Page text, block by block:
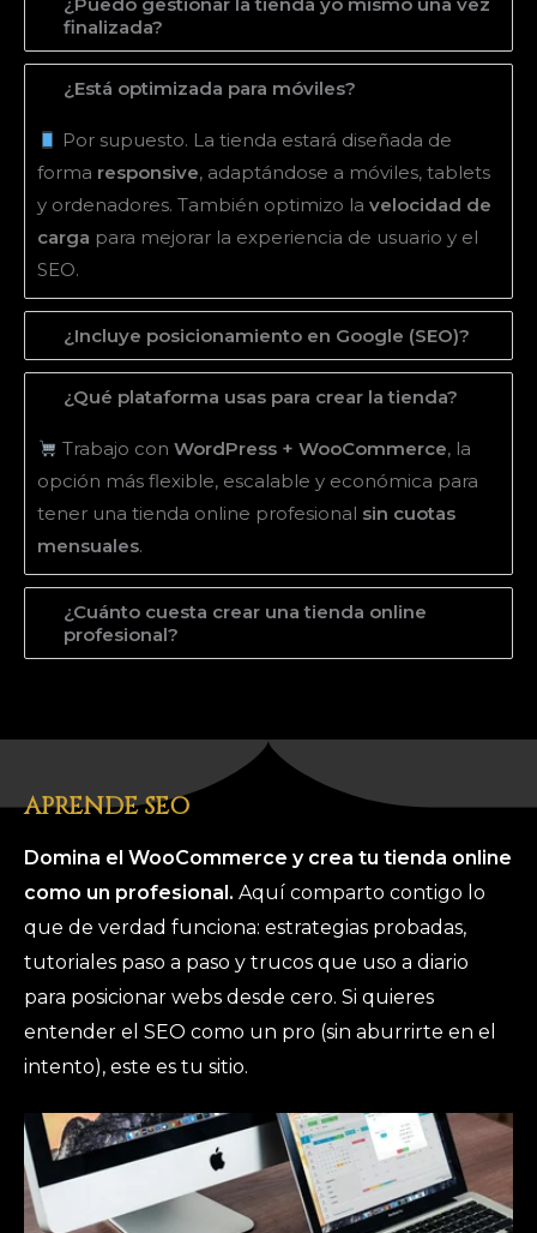
finalizada?
¿Está optimizada para móviles?
Por supuesto. La tienda estará diseñada de
forma responsive, adaptándose a móviles, tablets
y ordenadores. También optimizo la velocidad de
carga para mejorar la experiencia de usuario y el
SEO.
¿Incluye posicionamiento en Google (SEO)?
¿Qué plataforma usas para crear la tienda?
Trabajo conWordPress + WooCommerce, la
opción más flexible, escalable y económica para
tener una tienda online profesional sin cuotas
mensuales.
¿Cuánto cuesta crear una tienda online
profesional?
APRENDE SEO
Domina el WooCommerce y crea tu tienda online
como un profesional. Aquí comparto contigo lo
que de verdad funciona: estrategias probadas,
tutoriales paso a paso y trucos que uso a diario
para posicionar webs desde cero. Si quieres
entender el SEO como un pro (sin aburrirte en el
intento), este es tu sitio.